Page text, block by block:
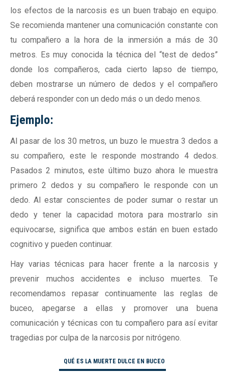
los efectos de la narcosis es un buen trabajo en equipo.
Se recomienda mantener una comunicación constante con
tu compañero a la hora de la inmersión a más de 30
metros. Es muy conocida la técnica del “test de dedos”
donde los compañeros, cada cierto lapso de tiempo,
deben mostrarse un número de dedos y el compañero
deberá responder con un dedo más o un dedo menos.
Ejemplo:
Al pasar de los 30 metros, un buzo le muestra 3 dedos a
su compañero, este le responde mostrando 4 dedos.
Pasados 2 minutos, este último buzo ahora le muestra
primero 2 dedos y su compañero le responde con un
dedo. Al estar conscientes de poder sumar o restar un
dedo y tener la capacidad motora para mostrarlo sin
equivocarse, significa que ambos están en buen estado
cognitivo y pueden continuar.
Hay varias técnicas para hacer frente a la narcosis y
prevenir muchos accidentes e incluso muertes. Te
recomendamos repasar continuamente las reglas de
buceo, apegarse a ellas y promover una buena
comunicación y técnicas con tu compañero para así evitar
tragedias por culpa de la narcosis por nitrógeno.
QUÉ ES LA MUERTE DULCE EN BUCEO